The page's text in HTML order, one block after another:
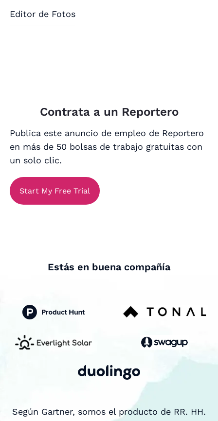
Editor de Fotos
Contrata a un Reportero
Publica este anuncio de empleo de Reportero
en más de 50 bolsas de trabajo gratuitas con
un solo clic.
Start My Free Trial
Estás en buena compañía
Según Gartner, somos el producto de RR. HH.